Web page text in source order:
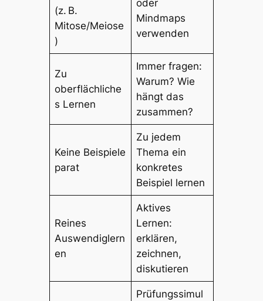
(z. B.
Mitose/Meiose
)
oder
Mindmaps
verwenden
Zu
oberflächliche
s Lernen
Immer fragen:
Warum? Wie
hängt das
zusammen?
Keine Beispiele
parat
Zu jedem
Thema ein
konkretes
Beispiel lernen
Reines
Auswendiglern
en
Aktives
Lernen:
erklären,
zeichnen,
diskutieren
Prüfungssimul